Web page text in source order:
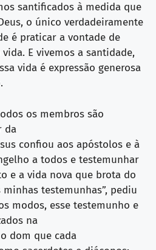
santificados à medida que
o único verdadeiramente
é praticar a vontade de
E vivemos a santidade,
vida é expressão generosa
os membros são
da
confiou aos apóstolos e à
a todos e testemunhar
e a vida nova que brota do
minhas testemunhas”, pediu
modos, esse testemunho e
na
dom que cada